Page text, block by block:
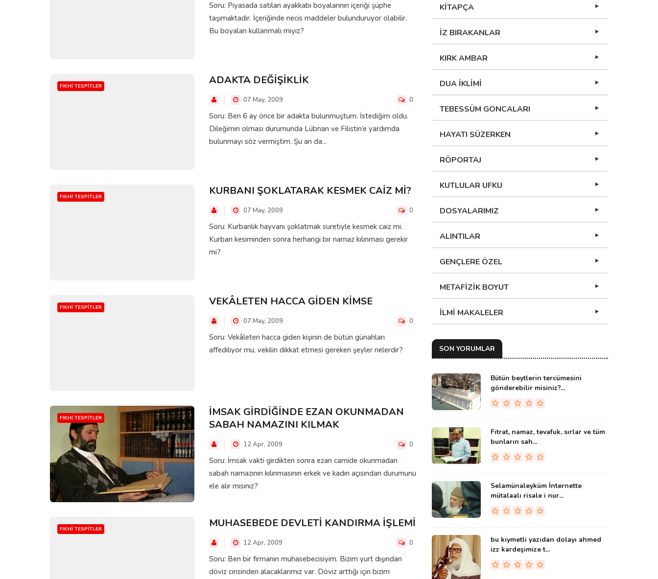
Soru: Piyasada satılan ayakkabı boyalarının içeriği şüphe
taşımaktadır. İçeriğinde necis maddeler bulunduruyor olabilir.
Bu boyaları kullanmalı mıyız?
FIKHI TESPITLER ADAKTA DEĞİŞİKLİK
07 May, 2009 0
Soru: Ben 6 ay önce bir adakta bulunmuştum. İstediğim oldu.
Dileğimin olması durumunda Lübnan ve Filistin’e yardımda
bulunmayı söz vermiştim. Şu an da...
FIKHI TESPITLER KURBANI ŞOKLATARAK KESMEK CAİZ Mİ?
07 May, 2009 0
Soru: Kurbanlık hayvanı şoklatmak suretiyle kesmek caiz mi.
Kurban kesiminden sonra herhangi bir namaz kılınması gerekir
mi?
FIKHI TESPITLER VEKÂLETEN HACCA GİDEN KİMSE
07 May, 2009 0
Soru: Vekâleten hacca giden kişinin de bütün günahları
affediliyor mu, vekilin dikkat etmesi gereken şeyler nelerdir?
FIKHI TESPITLER
İMSAK GİRDİĞİNDE EZAN OKUNMADAN
SABAH NAMAZINI KILMAK
12 Apr, 2009 0
Soru: İmsak vakti girdikten sonra ezan camide okunmadan
sabah namazının kılınmasının erkek ve kadın açısından durumunu
ele alır mısınız?
FIKHI TESPITLER MUHASEBEDE DEVLETİ KANDIRMA İŞLEMİ
12 Apr, 2009 0
Soru: Ben bir firmanın muhasebecisiyim. Bizim yurt dışından
döviz cinsinden alacaklarımız var. Döviz arttığı için bizim
KİTAPÇA
İZ BIRAKANLAR
KIRK AMBAR
DUA İKLİMİ
TEBESSÜM GONCALARI
HAYATI SÜZERKEN
RÖPORTAJ
KUTLULAR UFKU
DOSYALARIMIZ
ALINTILAR
GENÇLERE ÖZEL
METAFİZİK BOYUT
İLMİ MAKALELER
SON YORUMLAR
Bütün beytlerin tercümesini
gönderebilir misiniz?...
Fıtrat, namaz, tevafuk, sırlar ve tüm
bunların sah...
Selamünaleyküm İnternette
mütalaalı risale i nur...
bu kıymetli yazıdan dolayı ahmed
izz kardeşimize t...